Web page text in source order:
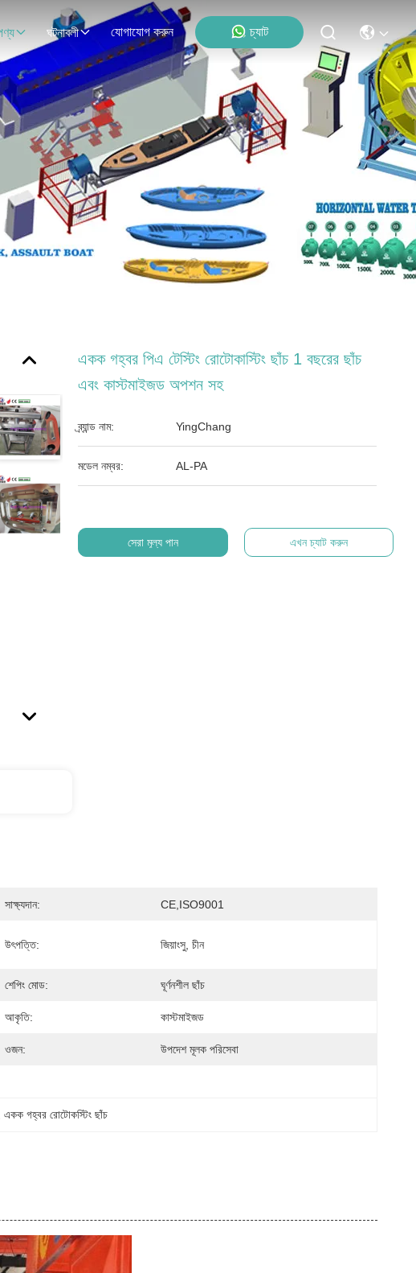
ঘটনাবলী যোগাযোগ করুন চ্যাট
একক গহ্বর পিএ টেস্টিং রোটোকাস্টিং ছাঁচ 1 বছরের ছাঁচ
এবং কাস্টমাইজড অপশন সহ
ব্র্যান্ড নাম: YingChang
মডেল নম্বর: AL-PA
সেরা মূল্য পান এখন চ্যাট করুন
সাক্ষ্যদান: CE,ISO9001
উৎপত্তি: জিয়াংসু, চীন
শেপিং মোড: ঘূর্ণনশীল ছাঁচ
আকৃতি: কাস্টমাইজড
ওজন: উপদেশ মূলক পরিসেবা
, একক গহ্বর রোটোকস্টিং ছাঁচ